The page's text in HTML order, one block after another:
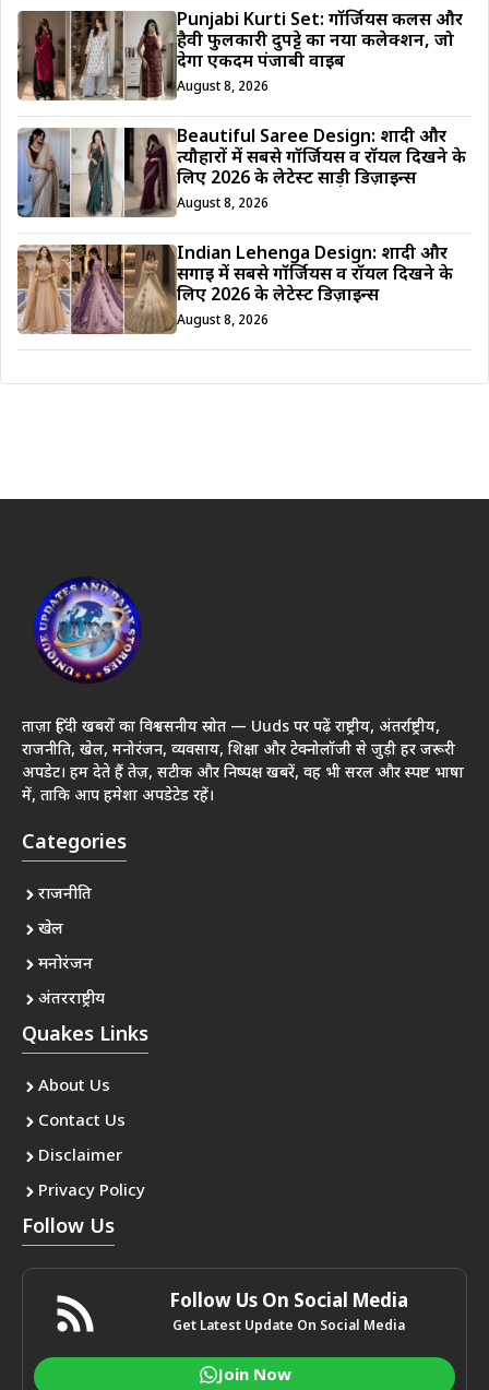
Punjabi Kurti Set: गॉर्जियस कलर्स और
हैवी फुलकारी दुपट्टे का नया कलेक्शन, जो
देगा एकदम पंजाबी वाइब
August 8, 2026
Beautiful Saree Design: शादी और
त्यौहारों में सबसे गॉर्जियस व रॉयल दिखने के
लिए 2026 के लेटेस्ट साड़ी डिज़ाइन्स
August 8, 2026
Indian Lehenga Design: शादी और
सगाई में सबसे गॉर्जियस व रॉयल दिखने के
लिए 2026 के लेटेस्ट डिज़ाइन्स
August 8, 2026
ताज़ा हिंदी खबरों का विश्वसनीय स्रोत — Uuds पर पढ़ें राष्ट्रीय, अंतर्राष्ट्रीय,
राजनीति, खेल, मनोरंजन, व्यवसाय, शिक्षा और टेक्नोलॉजी से जुड़ी हर जरूरी
अपडेट। हम देते हैं तेज़, सटीक और निष्पक्ष खबरें, वह भी सरल और स्पष्ट भाषा
में, ताकि आप हमेशा अपडेटेड रहें।
Categories
राजनीति
खेल
मनोरंजन
अंतरराष्ट्रीय
Quakes Links
About Us
Contact Us
Disclaimer
Privacy Policy
Follow Us
Follow Us On Social Media
Get Latest Update On Social Media
Join Now